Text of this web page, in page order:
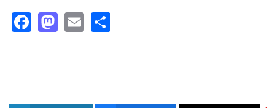
Facebook
Mastodon
Email